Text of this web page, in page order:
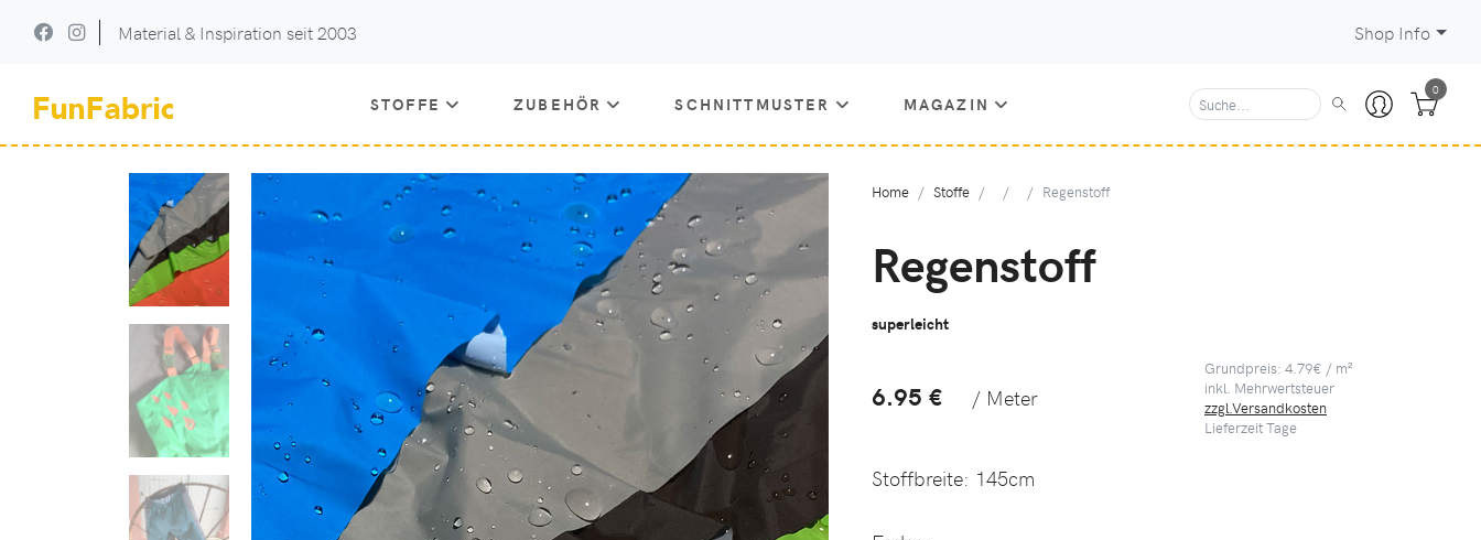
Material & Inspiration seit 2003 Shop Info
STOFFE ZUBEHÖR SCHNITTMUSTER MAGAZIN
0
Home Stoffe Regenstoff
Regenstoff
superleicht
6.95 € / Meter
Grundpreis: 4.79€ / m²
inkl. Mehrwertsteuer
zzgl.Versandkosten
LieferzeitTage
Stoffbreite: 145cm